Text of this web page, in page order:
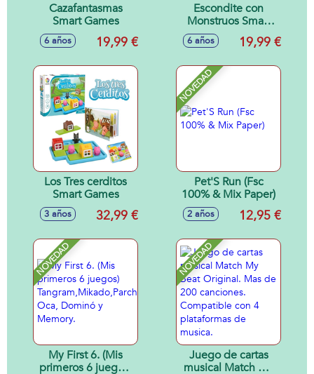
Cazafantasmas
Smart Games
6 años 19,99 €
Escondite con
Monstruos Smart
Games
6 años 19,99 €
Los Tres cerditos
Smart Games
3 años 32,99 €
NOVEDAD
Pet'S Run (Fsc
100% & Mix Paper)
2 años 12,95 €
NOVEDAD
My First 6. (Mis
primeros 6 juegos)
NOVEDAD
Juego de cartas
musical Match My